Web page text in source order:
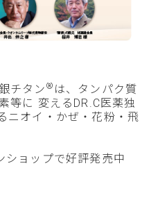
チタン ® は、タンパク質
等に 変えるDR.C医薬独
ニオイ・かぜ・花粉・飛
ショップで好評発売中